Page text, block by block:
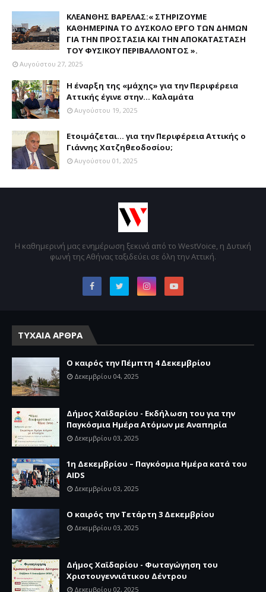
ΚΛΕΑΝΘΗΣ ΒΑΡΕΛΑΣ:« ΣΤΗΡΙΖΟΥΜΕ
ΚΑΘΗΜΕΡΙΝΑ ΤΟ ΔΥΣΚΟΛΟ ΕΡΓΟ ΤΩΝ ΔΗΜΩΝ
ΓΙΑ ΤΗΝ ΠΡΟΣΤΑΣΙΑ ΚΑΙ ΤΗΝ ΑΠΟΚΑΤΑΣΤΑΣΗ
ΤΟΥ ΦΥΣΙΚΟΥ ΠΕΡΙΒΑΛΛΟΝΤΟΣ ».
Αυγούστου 27, 2025
Η έναρξη της «μάχης» για την Περιφέρεια
Αττικής έγινε στην... Καλαμάτα
Αυγούστου 19, 2025
Ετοιμάζεται... για την Περιφέρεια Αττικής ο
Γιάννης Χατζηθεοδοσίου;
Αυγούστου 01, 2025
Η καθημερινή μας ενημέρωση ξεκινά από το WestVoice, η Δυτική
φωνή της Αθήνας ταξιδεύει σε όλη την Αττική.
ΤΥΧΑΙΑ ΑΡΘΡΑ
Ο καιρός την Πέμπτη 4 Δεκεμβρίου
Δεκεμβρίου 04, 2025
Δήμος Χαϊδαρίου - Εκδήλωση του για την
Παγκόσμια Ημέρα Ατόμων με Αναπηρία
Δεκεμβρίου 03, 2025
1η Δεκεμβρίου – Παγκόσμια Ημέρα κατά του
AIDS
Δεκεμβρίου 03, 2025
Ο καιρός την Τετάρτη 3 Δεκεμβρίου
Δεκεμβρίου 03, 2025
Δήμος Χαϊδαρίου - Φωταγώγηση του
Χριστουγεννιάτικου Δέντρου
Δεκεμβρίου 02, 2025